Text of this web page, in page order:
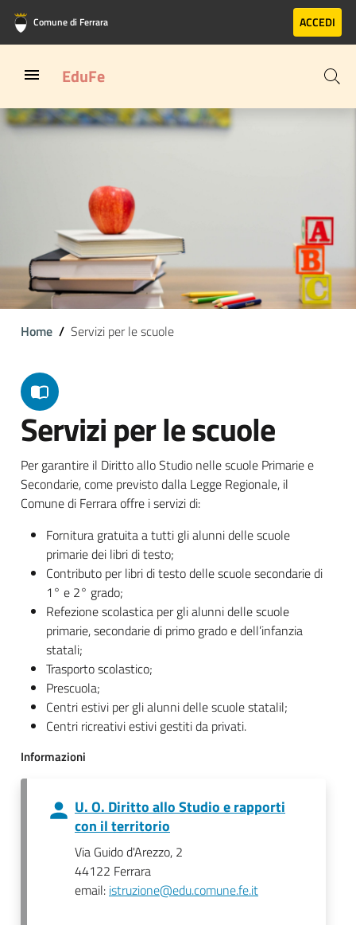
Vai al contenuto principale
Vai al footer
Comune di Ferrara ACCEDI
EduFe
Home Servizi per le scuole
Servizi per le scuole
Per garantire il Diritto allo Studio nelle scuole Primarie e
Secondarie, come previsto dalla Legge Regionale, il
Comune di Ferrara offre i servizi di:
Fornitura gratuita a tutti gli alunni delle scuole
primarie dei libri di testo;
Contributo per libri di testo delle scuole secondarie di
1° e 2° grado;
Refezione scolastica per gli alunni delle scuole
primarie, secondarie di primo grado e dell’infanzia
statali;
Trasporto scolastico;
Prescuola;
Centri estivi per gli alunni delle scuole statalil;
Centri ricreativi estivi gestiti da privati.
Informazioni
U. O. Diritto allo Studio e rapporti
con il territorio
Via Guido d'Arezzo, 2
44122 Ferrara
email: istruzione@edu.comune.fe.it